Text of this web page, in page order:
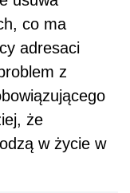
co ma
adresaci
z
że
w życie w